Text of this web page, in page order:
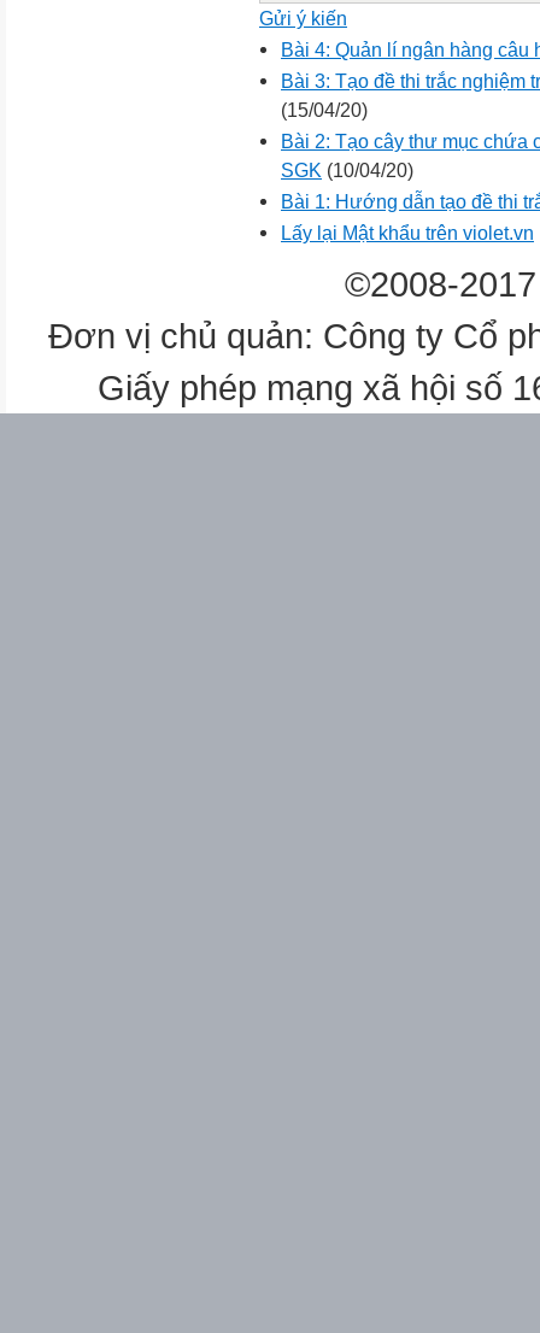
Gửi ý kiến
Bài 4: Quản lí ngân hàng câu
Bài 3: Tạo đề thi trắc nghiệm
(15/04/20)
Bài 2: Tạo cây thư mục chứa
SGK (10/04/20)
Bài 1: Hướng dẫn tạo đề thi
Lấy lại Mật khẩu trên violet.vn
©2008-
Đơn vị chủ quản: Công ty Cổ
Giấy phép mạng xã hội số